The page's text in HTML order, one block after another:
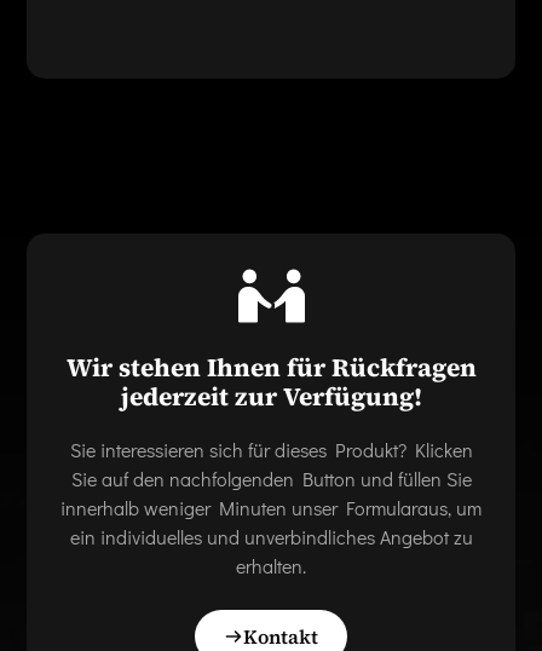
Wir stehen Ihnen für Rückfragen
jederzeit zur Verfügung!
Sie interessieren sich für dieses Produkt? Klicken
Sie auf den nachfolgenden Button und füllen Sie
innerhalb weniger Minuten unser Formularaus, um
ein individuelles und unverbindliches Angebot zu
erhalten.
Kontakt